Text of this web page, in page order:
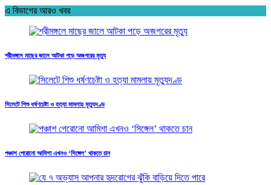
এ বিভাগের আরও খবর
শ্রীমঙ্গলে মাছের জালে আটকা পড়ে অজগরের মৃত্যু
সিলেটে শিশু ধর্ষণচেষ্টা ও হত্যা মামলায় মৃত্যুদণ্ড
পঞ্চাশ পেরোনো আমিশা এখনও ‘সিঙ্গেল’ থাকতে চান